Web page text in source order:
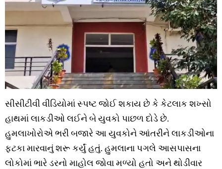
સીસીટીવી વીડિયોમાં સ્પષ્ટ જોઈ શકાય છે કે કેટલાક શખ્સો
હાથમાં લાકડીઓ લઈને બે યુવકો પાછળ દોડે છે.
હુમલાખોરોએ ભરી બજારે આ યુવકોને આંતરીને લાકડીઓના
ફટકા મારવાનું શરૂ કર્યું હતું. હુમલાના પગલે આસપાસના
લોકોમાં ભારે ડરનો માહોલ જોવા મળ્યો હતો અને થોડીવાર